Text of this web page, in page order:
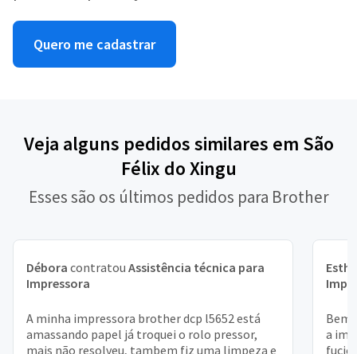
Quero me cadastrar
Veja alguns pedidos similares em São
Félix do Xingu
Esses são os últimos pedidos para Brother
Débora contratou Assistência técnica para
Impressora
A minha impressora brother dcp l5652 está
amassando papel já troquei o rolo pressor,
mais não resolveu, tambem fiz uma limpeza e
Bem
a